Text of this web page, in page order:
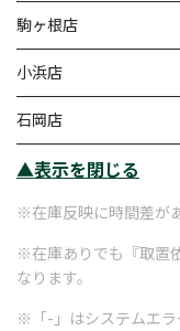
駒ヶ根店
小浜店
石岡店
▲表示を閉じる
※在庫反映に時間差が
※在庫ありでも『取置
なります。
※「-」はシステムエラ